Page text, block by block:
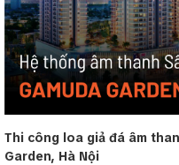
Thi công loa giả đá âm
Garden, Hà Nội